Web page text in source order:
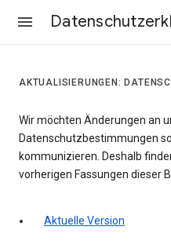
AKTUALISIERUNGEN:
Wir möchten Änderungen an
Datenschutzbestimmungen
kommunizieren. Deshalb
vorherigen Fassungen dieser
Aktuelle Version